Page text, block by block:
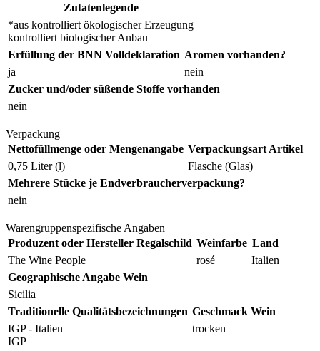
Zutatenlegende
*aus kontrolliert ökologischer Erzeugung
kontrolliert biologischer Anbau
Erfüllung der BNN Volldeklaration
ja
Aromen vorhanden?
nein
Zucker und/oder süßende Stoffe vorhanden
nein
Verpackung
Nettofüllmenge oder Mengenangabe
0,75 Liter (l)
Verpackungsart Artikel
Flasche (Glas)
Mehrere Stücke je Endverbraucherverpackung?
nein
Warengruppenspezifische Angaben
Produzent oder Hersteller Regalschild
The Wine People
Weinfarbe
rosé
Land
Italien
Geographische Angabe Wein
Sicilia
Traditionelle Qualitätsbezeichnungen
IGP - Italien
IGP
Geschmack Wein
trocken